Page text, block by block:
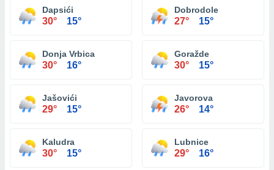
Dapsići
30° 15°
Dobrodole
27° 15°
Donja Vrbica
30° 16°
Goražde
30° 15°
Jašovići
29° 15°
Javorova
26° 14°
Kaludra
30° 15°
Lubnice
29° 16°